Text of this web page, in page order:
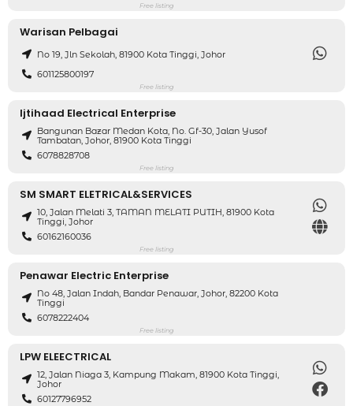
Free listing
Warisan Pelbagai
No 19, Jln Sekolah, 81900 Kota Tinggi, Johor
601125800197
Free listing
Ijtihaad Electrical Enterprise
Bangunan Bazar Medan Kota, No. Gf-30, Jalan Yusof
Tambatan, Johor, 81900 Kota Tinggi
6078828708
Free listing
SM SMART ELETRICAL&SERVICES
10, Jalan Melati 3, TAMAN MELATI PUTIH, 81900 Kota
Tinggi, Johor
60162160036
Free listing
Penawar Electric Enterprise
No 48, Jalan Indah, Bandar Penawar, Johor, 82200 Kota
Tinggi
6078222404
Free listing
LPW ELEECTRICAL
12, Jalan Niaga 3, Kampung Makam, 81900 Kota Tinggi,
Johor
60127796952